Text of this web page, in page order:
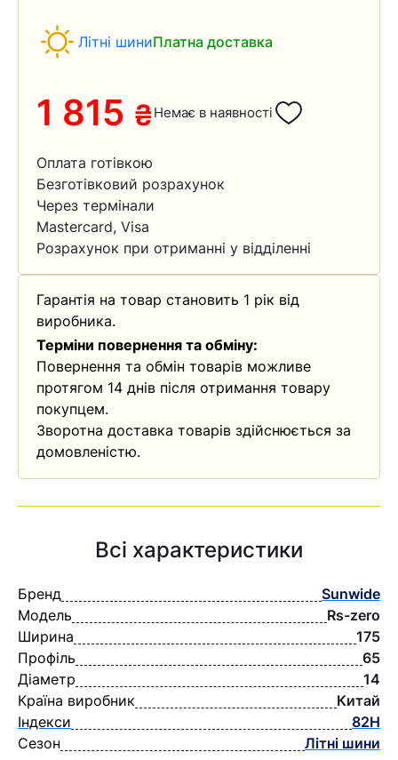
Літні шиниПлатна доставка
1 815 ₴Немає в наявності
Оплата готівкою
Безготівковий розрахунок
Через термінали
Mastercard, Visa
Розрахунок при отриманні у відділенні
Гарантія на товар становить 1 рік від
виробника.
Терміни повернення та обміну:
Повернення та обмін товарів можливе
протягом 14 днів після отримання товару
покупцем.
Зворотна доставка товарів здійснюється за
домовленістю.
Всі характеристики
Бренд
Sunwide
Модель
Rs-zero
Ширина
175
Профіль
65
Діаметр
14
Країна виробник
Китай
Індекси
82H
Сезон
Літні шини